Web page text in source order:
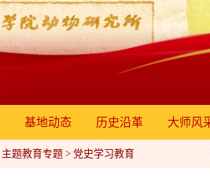
基地动态 历史沿革 大师风
主题教育专题 > 党史学习教育